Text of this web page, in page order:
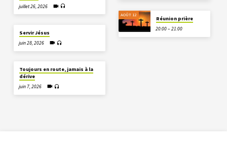
juillet 26, 2026
Servir Jésus
juin 28, 2026
Toujours en route, jamais à la
dérive
juin 7, 2026
AOÛT 12
Réunion prière
20:00 – 21:00